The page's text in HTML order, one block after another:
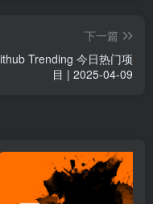
下一篇
Trending 今日热门项
目 | 2025-04-09